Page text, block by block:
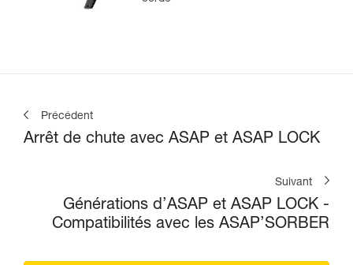
Précédent
Arrêt de chute avec ASAP et ASAP LOCK
Suivant
Générations d’ASAP et ASAP LOCK -
Compatibilités avec les ASAP’SORBER